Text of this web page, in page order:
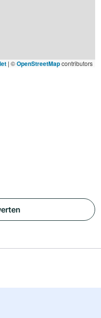
| ©OpenStreetMapcontributors